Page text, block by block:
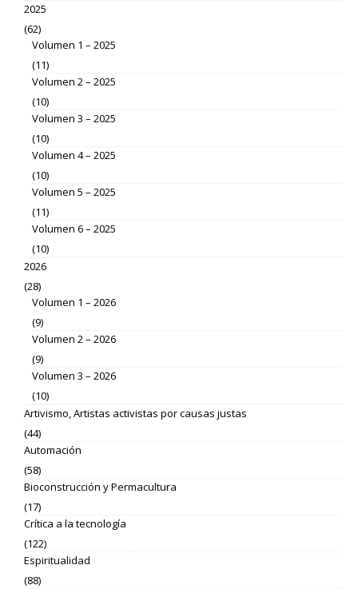
2025
(62)
Volumen 1 – 2025
(11)
Volumen 2 – 2025
(10)
Volumen 3 – 2025
(10)
Volumen 4 – 2025
(10)
Volumen 5 – 2025
(11)
Volumen 6 – 2025
(10)
2026
(28)
Volumen 1 – 2026
(9)
Volumen 2 – 2026
(9)
Volumen 3 – 2026
(10)
Artivismo, Artistas activistas por causas justas
(44)
Automación
(58)
Bioconstrucción y Permacultura
(17)
Crítica a la tecnología
(122)
Espiritualidad
(88)